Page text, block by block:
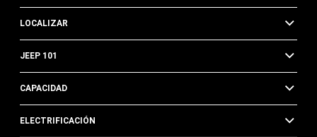
LOCALIZAR
JEEP 101
CAPACIDAD
ELECTRIFICACIÓN